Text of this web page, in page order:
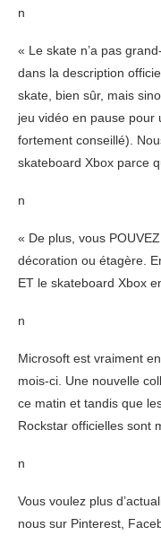
n
« Le skate n’a pas
dans la description
skate, bien sûr, mais
jeu vidéo en pause pour
fortement conseillé).
skateboard Xbox parce
n
« De plus, vous
décoration ou étagère.
ET le skateboard Xbox
n
Microsoft est vraiment
mois-ci. Une nouvelle
ce matin et tandis que
Rockstar officielles sont
n
Vous voulez plus
nous sur Pinterest,